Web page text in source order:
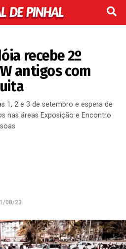
recebe 2º
antigos com
1, 2 e 3 de setembro e espera de
nas áreas Exposição e Encontro
08/23